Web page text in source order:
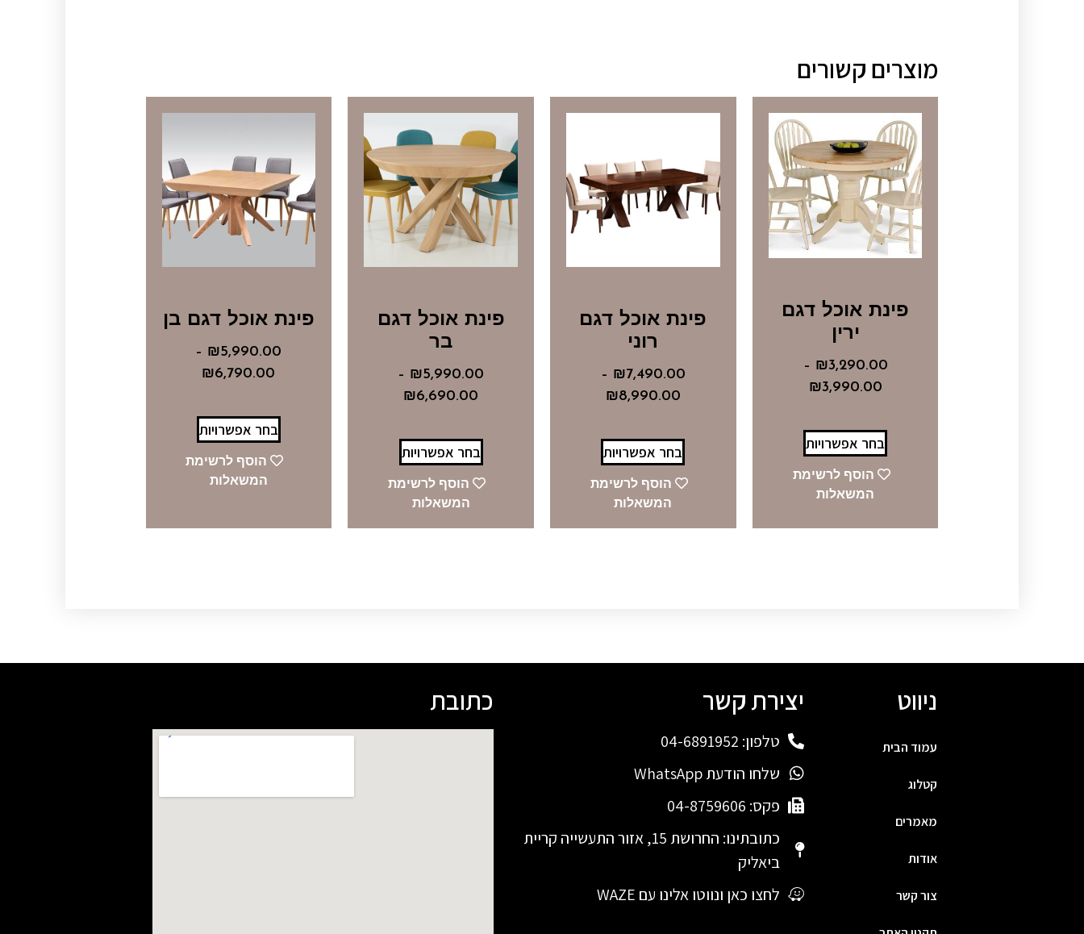
מוצרים קשורים
פינת אוכל דגם
ירין
₪3,290.00
–
₪3,990.00
בחר אפשרויות
הוסף לרשימת
המשאלות
פינת אוכל דגם
רוני
₪7,490.00
–
₪8,990.00
בחר אפשרויות
הוסף לרשימת
המשאלות
פינת אוכל דגם
בר
₪5,990.00
–
₪6,690.00
בחר אפשרויות
הוסף לרשימת
המשאלות
פינת אוכל דגם בן
₪5,990.00
–
₪6,790.00
בחר אפשרויות
הוסף לרשימת
המשאלות
ניווט
עמוד הבית
קטלוג
מאמרים
אודות
צור קשר
יצירת קשר
טלפון: 04-6891952
שלחו הודעת WhatsApp
פקס: 04-8759606
כתובתינו: החרושת 15, אזור התעשייה קריית
ביאליק
לחצו כאן ונווטו אלינו עם WAZE
כתובת